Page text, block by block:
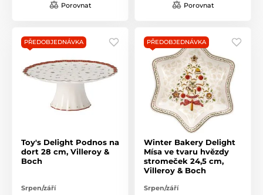
Porovnat Porovnat
PŘEDOBJEDNÁVKA
Toy's Delight Podnos na
dort 28 cm, Villeroy &
Boch
Srpen/září
PŘEDOBJEDNÁVKA
Winter Bakery Delight
Mísa ve tvaru hvězdy
stromeček 24,5 cm,
Villeroy & Boch
Srpen/září